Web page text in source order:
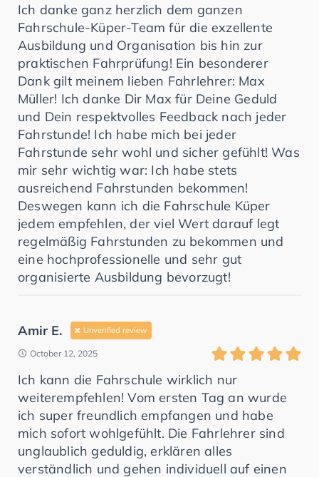
Ich danke ganz herzlich dem ganzen
Fahrschule-Küper-Team für die exzellente
Ausbildung und Organisation bis hin zur
praktischen Fahrprüfung! Ein besonderer
Dank gilt meinem lieben Fahrlehrer: Max
Müller! Ich danke Dir Max für Deine Geduld
und Dein respektvolles Feedback nach jeder
Fahrstunde! Ich habe mich bei jeder
Fahrstunde sehr wohl und sicher gefühlt! Was
mir sehr wichtig war: Ich habe stets
ausreichend Fahrstunden bekommen!
Deswegen kann ich die Fahrschule Küper
jedem empfehlen, der viel Wert darauf legt
regelmäßig Fahrstunden zu bekommen und
eine hochprofessionelle und sehr gut
organisierte Ausbildung bevorzugt!
Amir E. Unverified review
October 12, 2025
Ich kann die Fahrschule wirklich nur
weiterempfehlen! Vom ersten Tag an wurde
ich super freundlich empfangen und habe
mich sofort wohlgefühlt. Die Fahrlehrer sind
unglaublich geduldig, erklären alles
verständlich und gehen individuell auf einen